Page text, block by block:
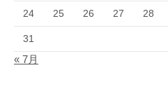
24 25 26 27 28
31
« 7月